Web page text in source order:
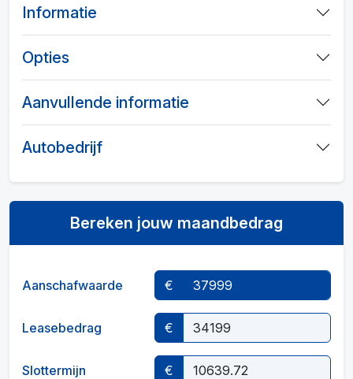
Informatie
Opties
Aanvullende informatie
Autobedrijf
Bereken jouw maandbedrag
Aanschafwaarde €
Leasebedrag €
Slottermijn €